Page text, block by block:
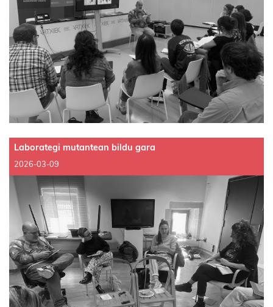
Laborategi mutantean bildu gara
2026-03-09